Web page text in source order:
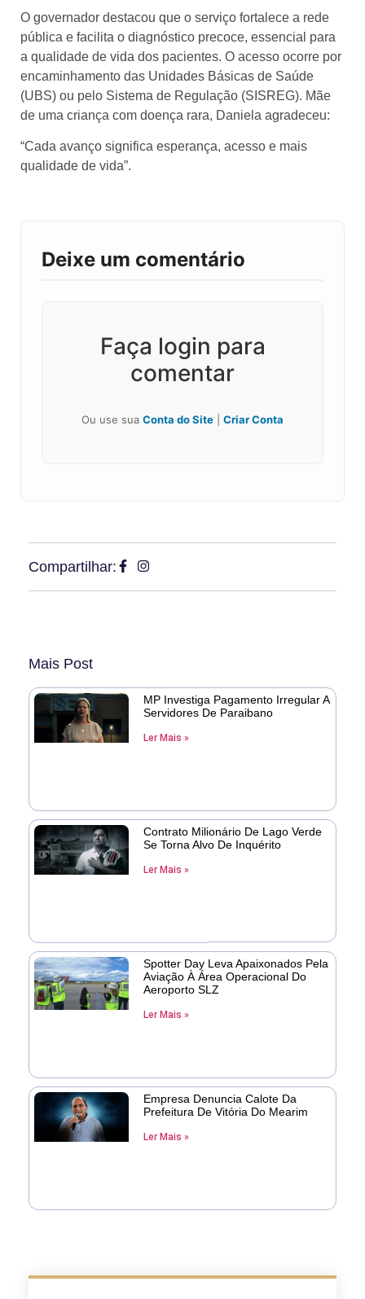
O governador destacou que o serviço fortalece a rede
pública e facilita o diagnóstico precoce, essencial para
a qualidade de vida dos pacientes. O acesso ocorre por
encaminhamento das Unidades Básicas de Saúde
(UBS) ou pelo Sistema de Regulação (SISREG). Mãe
de uma criança com doença rara, Daniela agradeceu:
“Cada avanço significa esperança, acesso e mais
qualidade de vida”.
Deixe um comentário
Faça login para
comentar
Ou use sua Conta do Site Criar Conta
Compartilhar:
Mais Post
MP Investiga Pagamento Irregular A
Servidores De Paraibano
Ler Mais »
Contrato Milionário De Lago Verde
Se Torna Alvo De Inquérito
Ler Mais »
Spotter Day Leva Apaixonados Pela
Aviação À Área Operacional Do
Aeroporto SLZ
Ler Mais »
Empresa Denuncia Calote Da
Prefeitura De Vitória Do Mearim
Ler Mais »